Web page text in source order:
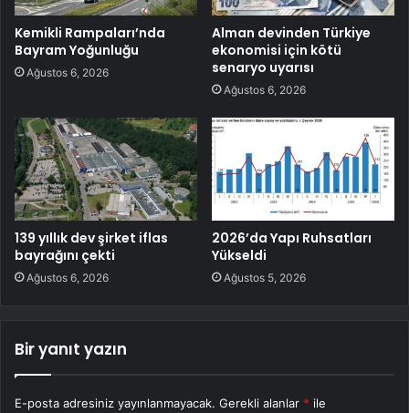
Kemikli Rampaları’nda
Bayram Yoğunluğu
Ağustos 6, 2026
Alman devinden Türkiye
ekonomisi için kötü
senaryo uyarısı
Ağustos 6, 2026
139 yıllık dev şirket iflas
bayrağını çekti
Ağustos 6, 2026
2026’da Yapı Ruhsatları
Yükseldi
Ağustos 5, 2026
Bir yanıt yazın
E-posta adresiniz yayınlanmayacak. Gerekli alanlar * ile